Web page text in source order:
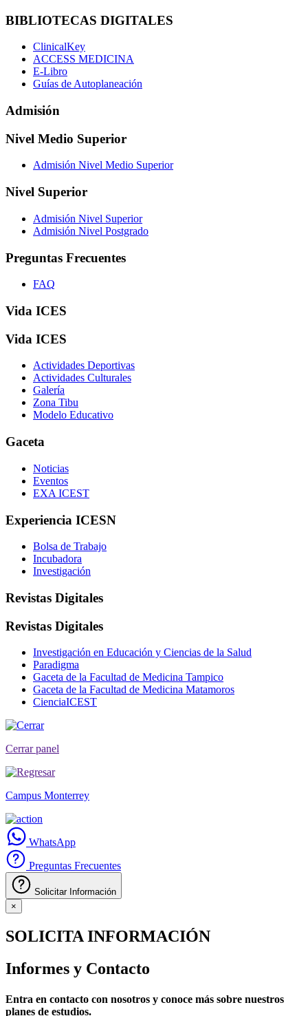
BIBLIOTECAS DIGITALES
ClinicalKey
ACCESS MEDICINA
E-Libro
Guías de Autoplaneación
Admisión
Nivel Medio Superior
Admisión Nivel Medio Superior
Nivel Superior
Admisión Nivel Superior
Admisión Nivel Postgrado
Preguntas Frecuentes
FAQ
Vida ICES
Vida ICES
Actividades Deportivas
Actividades Culturales
Galería
Zona Tibu
Modelo Educativo
Gaceta
Noticias
Eventos
EXA ICEST
Experiencia ICESN
Bolsa de Trabajo
Incubadora
Investigación
Revistas Digitales
Revistas Digitales
Investigación en Educación y Ciencias de la Salud
Paradigma
Gaceta de la Facultad de Medicina Tampico
Gaceta de la Facultad de Medicina Matamoros
CienciaICEST
Cerrar panel
Campus Monterrey
WhatsApp
Preguntas Frecuentes
Solicitar Información
×
SOLICITA INFORMACIÓN
Informes y Contacto
Entra en contacto con nosotros y conoce más sobre nuestros
planes de estudios.